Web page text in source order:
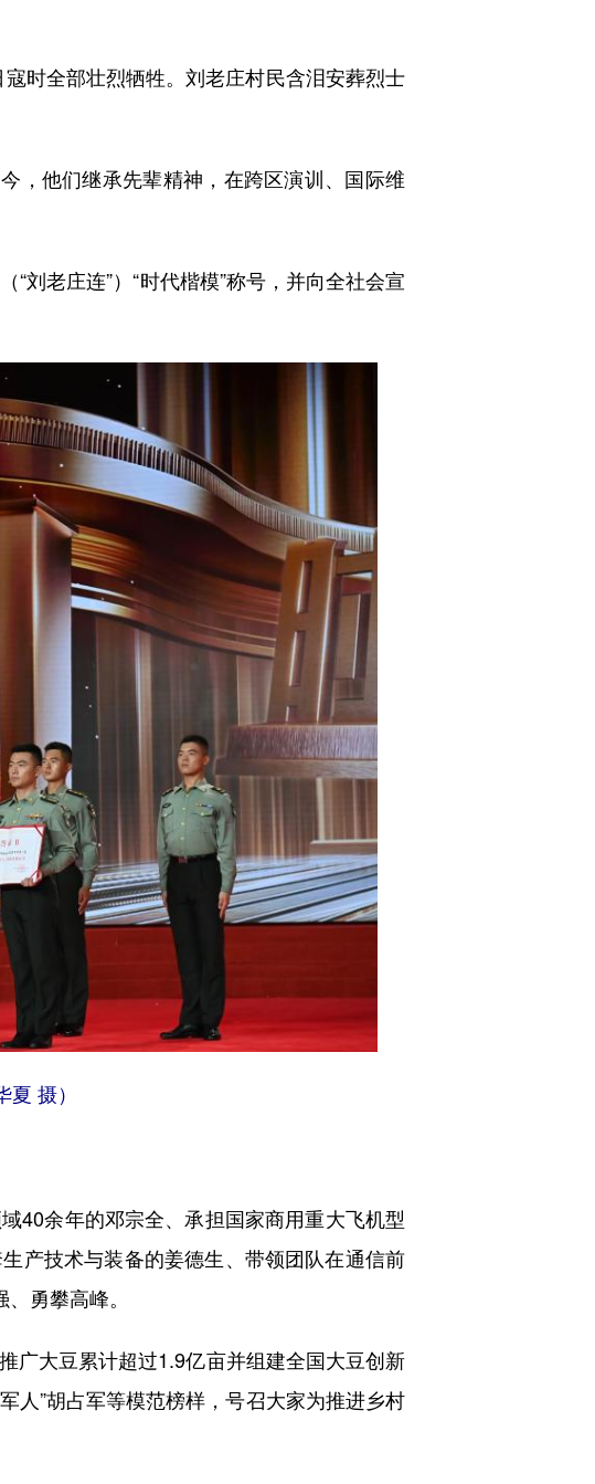
时全部壮烈牺牲。刘老庄村民含泪安葬烈士
，他们继承先辈精神，在跨区演训、国际维
老庄连”）“时代楷模”称号，并向全社会宣
摄）
余年的邓宗全、承担国家商用重大飞机型
产技术与装备的姜德生、带领团队在通信前
勇攀高峰。
广大豆累计超过1.9亿亩并组建全国大豆创新
人”胡占军等模范榜样，号召大家为推进乡村